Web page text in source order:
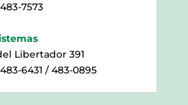
7573
Libertador 391
6431 / 483-0895